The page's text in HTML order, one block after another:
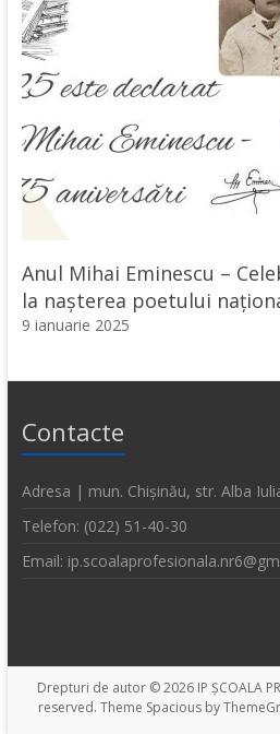
Anul Mihai Eminescu –
la nașterea poetului
9 ianuarie 2025
Contacte
Adresa | mun. Chișinău, str. Alba
Telefon: (022) 51-40-30
Email:
Drepturi de autor © 2026 IP ȘCOALA
reserved. Theme Spaciousby